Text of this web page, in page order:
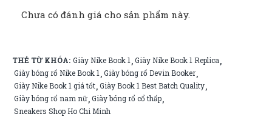
Chưa có đánh giá cho sản phẩm này.
THẺ TỪ KHÓA: Giày Nike Book 1,Giày Nike Book 1 Replica,
Giày bóng rổ Nike Book 1,Giày bóng rổ Devin Booker,
Giày Nike Book 1 giá tốt,Giày Book 1 Best Batch Quality,
Giày bóng rổ nam nữ,Giày bóng rổ cổ thấp,
Sneakers Shop Ho Chi Minh